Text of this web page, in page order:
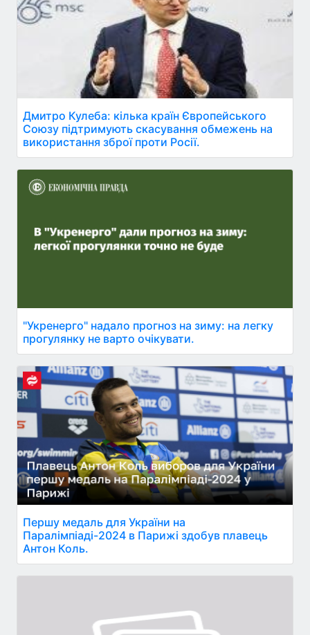
Дмитро Кулеба: кілька країн Європейського
Союзу підтримують скасування обмежень на
використання зброї проти Росії.
"Укренерго" надало прогноз на зиму: на легку
прогулянку не варто очікувати.
Першу медаль для України на
Паралімпіаді-2024 в Парижі здобув плавець
Антон Коль.